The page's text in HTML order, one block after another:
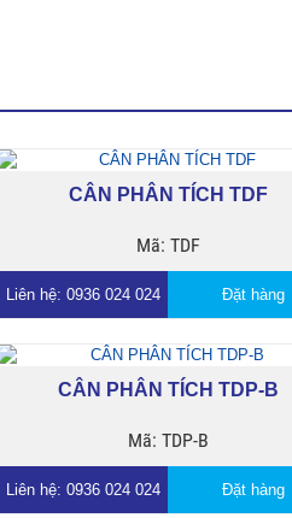
CÂN PHÂN TÍCH TDF
Mã: TDF
Liên hệ: 0936 024 024 Đặt hàng
CÂN PHÂN TÍCH TDP-B
Mã: TDP-B
Liên hệ: 0936 024 024 Đặt hàng